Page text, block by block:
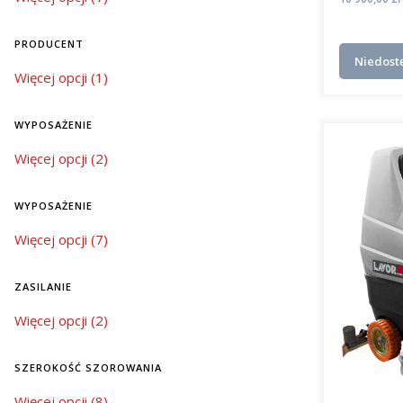
PRODUCENT
Producent
Więcej opcji (1)
WYPOSAŻENIE
wyposażenie
Więcej opcji (2)
WYPOSAŻENIE
wyposażenie
Więcej opcji (7)
ZASILANIE
zasilanie
Więcej opcji (2)
SZEROKOŚĆ SZOROWANIA